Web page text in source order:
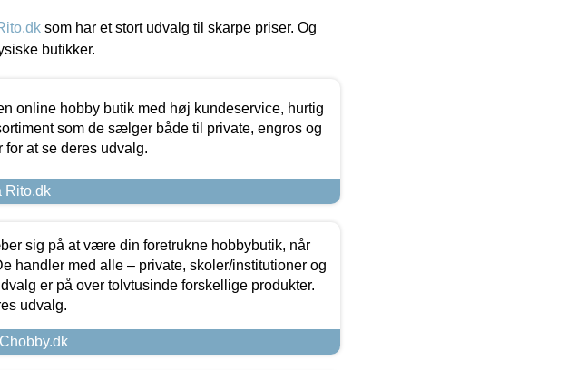
som har et stort udvalg til skarpe priser. Og
butikker.
online hobby butik med høj kundeservice, hurtig
som de sælger både til private, engros og
for at se deres udvalg.
Rito.dk
sig på at være din foretrukne hobbybutik, når
handler med alle – private, skoler/institutioner og
er på over tolvtusinde forskellige produkter.
udvalg.